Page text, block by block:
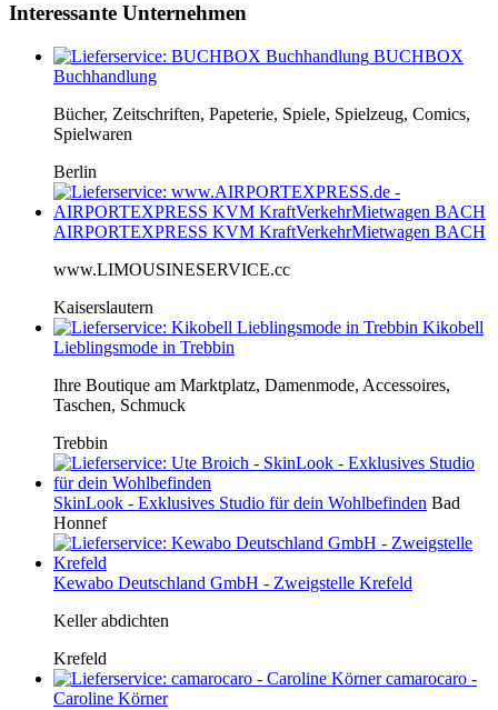
Interessante Unternehmen
BUCHBOX
Buchhandlung
Bücher, Zeitschriften, Papeterie, Spiele, Spielzeug, Comics,
Spielwaren
Berlin
AIRPORTEXPRESS KVM KraftVerkehrMietwagen BACH
www.LIMOUSINESERVICE.cc
Kaiserslautern
Kikobell
Lieblingsmode in Trebbin
Ihre Boutique am Marktplatz, Damenmode, Accessoires,
Taschen, Schmuck
Trebbin
SkinLook - Exklusives Studio für dein Wohlbefinden Bad
Honnef
Kewabo Deutschland GmbH - Zweigstelle Krefeld
Keller abdichten
Krefeld
camarocaro -
Caroline Körner